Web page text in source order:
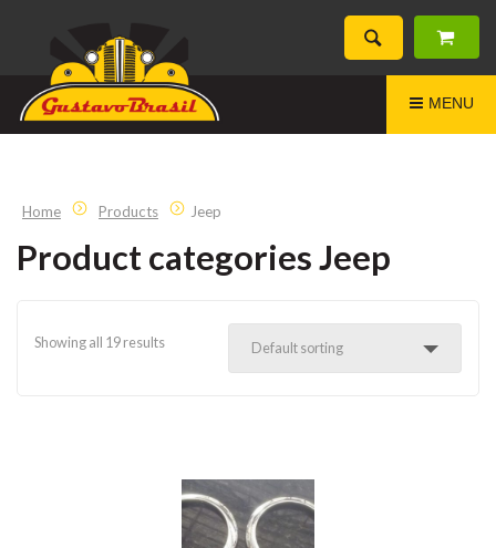
MENU
Home Products Jeep
Product categories Jeep
Showing all 19 results Default sorting